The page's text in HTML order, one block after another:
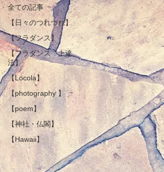
全ての記事
【日々のつれづれ】
【フラダンス】
【フラダンス 上達
法】
【Locola】
【photography 】
【poem】
【神社・仏閣】
【Hawaii】